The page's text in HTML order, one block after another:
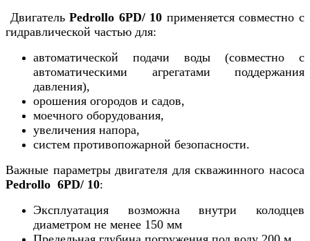
ДвигательPedrollo 6PD/ 10 применяется совместно с
гидравлической частью для:
автоматической подачи воды (совместно с
автоматическими агрегатами поддержания
давления),
орошения огородов и садов,
моечного оборудования,
увеличения напора,
систем противопожарной безопасности.
Важные параметры двигателя для скважинного насоса
Pedrollo 6PD/ 10:
Эксплуатация возможна внутри колодцев
диаметром не менее 150 мм